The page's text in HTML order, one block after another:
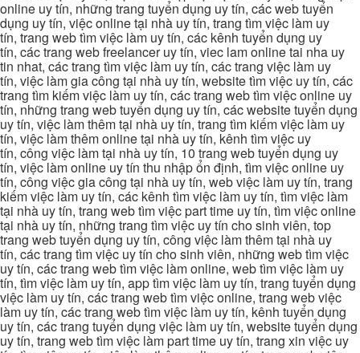
online uy tín, những trang tuyển dụng uy tín, các web tuyển
dụng uy tín, việc online tại nhà uy tín, trang tìm việc làm uy
tín, trang web tìm việc làm uy tín, các kênh tuyển dụng uy
tín, các trang web freelancer uy tín, viec lam online tai nha uy
tin nhat, các trang tìm việc làm uy tín, các trang việc làm uy
tín, việc làm gia công tại nhà uy tín, website tìm việc uy tín, các
trang tìm kiếm việc làm uy tín, các trang web tìm việc online uy
tín, những trang web tuyển dụng uy tín, các website tuyển dụng
uy tín, việc làm thêm tại nhà uy tín, trang tìm kiếm việc làm uy
tín, việc làm thêm online tại nhà uy tín, kênh tìm việc uy
tín, công việc làm tại nhà uy tín, 10 trang web tuyển dụng uy
tín, việc làm online uy tín thu nhập ổn định, tìm việc online uy
tín, công việc gia công tại nhà uy tín, web việc làm uy tín, trang
kiếm việc làm uy tín, các kênh tìm việc làm uy tín, tìm việc làm
tại nhà uy tín, trang web tìm việc part time uy tín, tìm việc online
tại nhà uy tín, những trang tìm việc uy tín cho sinh viên, top
trang web tuyển dụng uy tín, công việc làm thêm tại nhà uy
tín, các trang tìm việc uy tín cho sinh viên, những web tìm việc
uy tín, các trang web tìm việc làm online, web tìm việc làm uy
tín, tìm việc làm uy tín, app tìm việc làm uy tín, trang tuyển dụng
việc làm uy tín, các trang web tìm việc online, trang web việc
làm uy tín, các trang web tìm việc làm uy tín, kênh tuyển dụng
uy tín, các trang tuyển dụng việc làm uy tín, website tuyển dụng
uy tín, trang web tìm việc làm part time uy tín, trang xin việc uy